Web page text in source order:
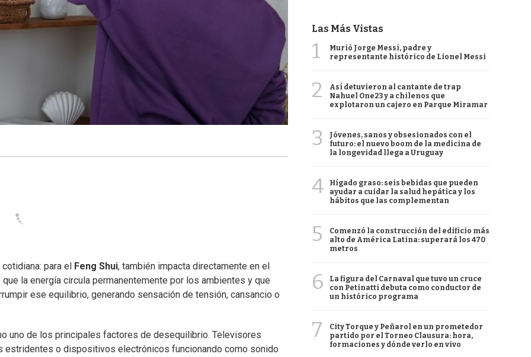
para el Feng Shui, también impacta directamente en el
la energía circula permanentemente por los ambientes y que
ese equilibrio, generando sensación de tensión, cansancio o
uno de los principales factores de desequilibrio. Televisores
estridentes o dispositivos electrónicos funcionando como sonido
Las Más Vistas
1
Murió Jorge Messi, padre y
representante histórico de Lionel Messi
2
Así detuvieron al cantante de trap
Nahuel One23 y a chilenos que
explotaron un cajero en Parque Miramar
3
Jóvenes, sanos y obsesionados con el
futuro: el nuevo boom de la medicina de
la longevidad llega a Uruguay
4
Hígado graso: seis bebidas que pueden
ayudar a cuidar la salud hepática y los
hábitos que las complementan
5
Comenzó la construcción del edificio más
alto de América Latina: superará los 470
metros
6
La figura del Carnaval que tuvo un cruce
con Petinatti debuta como conductor de
un histórico programa
7
City Torque y Peñarol en un prometedor
partido por el Torneo Clausura: hora,
formaciones y dónde verlo en vivo